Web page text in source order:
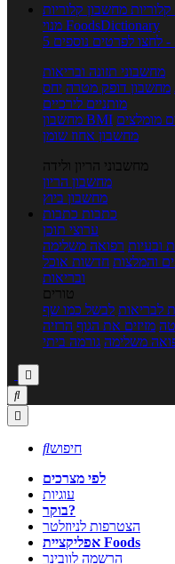
מחשבון קלוריות
מנוי FoodsDictionary
- לחצו לפרטים נוספים
מחשבוני תזונה ובריאות
מחשבון דופק מטרה יחס
מותניים לירכיים
מחשבון BMI מומלצים
מחשבון אחוז שומן
מחשבוני הריון ולידה
מחשבון הריון
מחשבון ביוץ
כתבות כתבות
ערוצי תוכן
ובעיות רפואה משלימה
והמלצות חדשות אוכל
ובריאות
טורים
לבריאות לבשל כמו שף
מזיזים את הגוף הרזיה
משלימה גורמה ביתי



חיפוש
לפי מצרכים
עוגיות
בוקר?
הצטרפות לניוזלטר
אפליקציית Foods
הרשמה לוובינר